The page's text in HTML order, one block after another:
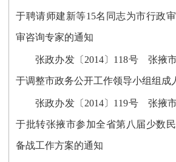
于聘请师建新等15名同志为市行政
审咨询专家的通知
张政办发〔2014〕118号 张掖
于调整市政务公开工作领导小组组成
张政办发〔2014〕119号 张掖
于批转张掖市参加全省第八届少数
备战工作方案的通知